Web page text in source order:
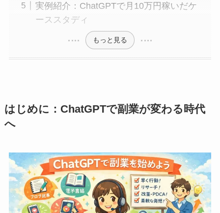
実例紹介：ChatGPTで月10万円稼いだケ
ーススタディ
もっと見る
はじめに：ChatGPTで副業が変わる時代
へ